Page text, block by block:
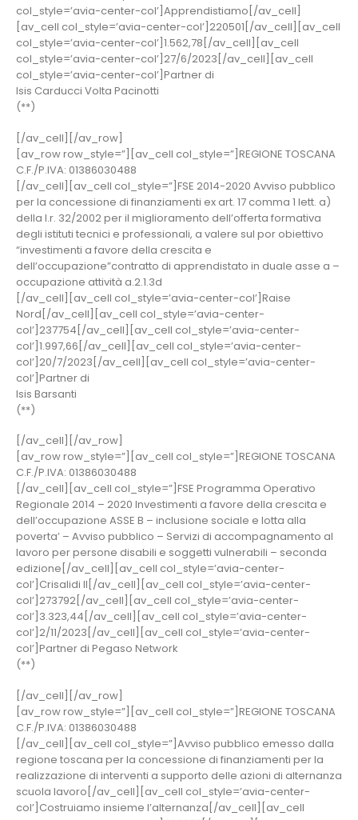
col_style=’avia-center-col’]Apprendistiamo[/av_cell]
[av_cell col_style=’avia-center-col’]220501[/av_cell][av_cell
col_style=’avia-center-col’]1.562,78[/av_cell][av_cell
col_style=’avia-center-col’]27/6/2023[/av_cell][av_cell
col_style=’avia-center-col’]Partner di
Isis Carducci Volta Pacinotti
(**)
[/av_cell][/av_row]
[av_row row_style=”][av_cell col_style=”]REGIONE TOSCANA
C.F./P.IVA: 01386030488
[/av_cell][av_cell col_style=”]FSE 2014-2020 Avviso pubblico
per la concessione di finanziamenti ex art. 17 comma 1 lett. a)
della l.r. 32/2002 per il miglioramento dell’offerta formativa
degli istituti tecnici e professionali, a valere sul por obiettivo
“investimenti a favore della crescita e
dell’occupazione”contratto di apprendistato in duale asse a –
occupazione attività a.2.1.3d
[/av_cell][av_cell col_style=’avia-center-col’]Raise
Nord[/av_cell][av_cell col_style=’avia-center-
col’]237754[/av_cell][av_cell col_style=’avia-center-
col’]1.997,66[/av_cell][av_cell col_style=’avia-center-
col’]20/7/2023[/av_cell][av_cell col_style=’avia-center-
col’]Partner di
Isis Barsanti
(**)
[/av_cell][/av_row]
[av_row row_style=”][av_cell col_style=”]REGIONE TOSCANA
C.F./P.IVA: 01386030488
[/av_cell][av_cell col_style=”]FSE Programma Operativo
Regionale 2014 – 2020 Investimenti a favore della crescita e
dell’occupazione ASSE B – inclusione sociale e lotta alla
poverta’ – Avviso pubblico – Servizi di accompagnamento al
lavoro per persone disabili e soggetti vulnerabili – seconda
edizione[/av_cell][av_cell col_style=’avia-center-
col’]Crisalidi II[/av_cell][av_cell col_style=’avia-center-
col’]273792[/av_cell][av_cell col_style=’avia-center-
col’]3.323,44[/av_cell][av_cell col_style=’avia-center-
col’]2/11/2023[/av_cell][av_cell col_style=’avia-center-
col’]Partner di Pegaso Network
(**)
[/av_cell][/av_row]
[av_row row_style=”][av_cell col_style=”]REGIONE TOSCANA
C.F./P.IVA: 01386030488
[/av_cell][av_cell col_style=”]Avviso pubblico emesso dalla
regione toscana per la concessione di finanziamenti per la
realizzazione di interventi a supporto delle azioni di alternanza
scuola lavoro[/av_cell][av_cell col_style=’avia-center-
col’]Costruiamo insieme l’alternanza[/av_cell][av_cell